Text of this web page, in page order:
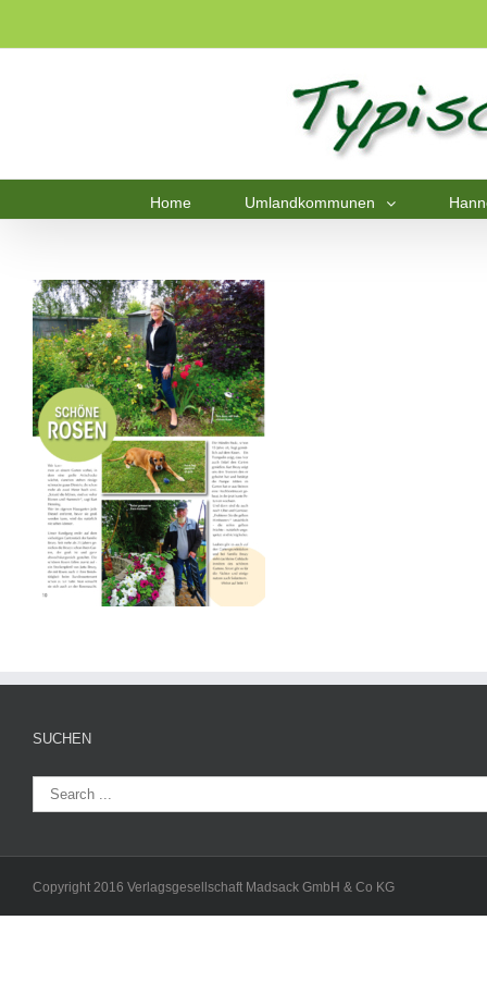
Home Umlandkommunen
SUCHEN
Copyright 2016 Verlagsgesellschaft Madsack GmbH & Co KG